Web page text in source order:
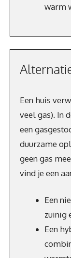
warm
Een huis
veel gas). In
een
duurzame
geen gas
vind je een
Een
zuinig
Een